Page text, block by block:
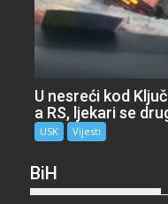
U nesreći kod
a RS, ljekari se
USK Vijesti
BiH